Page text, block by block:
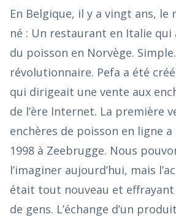
En Belgique, il y a vingt ans, le
né : Un restaurant en Italie qui
du poisson en Norvège.
révolutionnaire. Pefa a été
qui dirigeait une vente aux
de l’ère Internet. La première
enchères de poisson en ligne
1998 à Zeebrugge. Nous
l’imaginer aujourd’hui, mais
était tout nouveau et
de gens. L’échange d’un